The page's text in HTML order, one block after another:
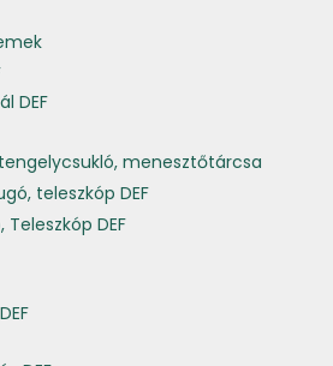
DEF
menesztőtárcsa
teleszkóp DEF
Teleszkóp DEF